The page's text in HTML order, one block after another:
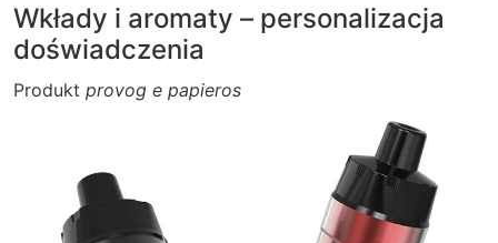
Wkłady i aromaty – personalizacja
doświadczenia
Produkt provog e papieros